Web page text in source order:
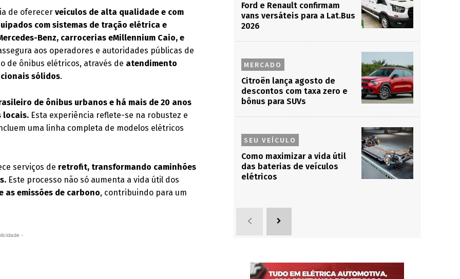
de oferecerveículos de alta qualidade e com
com sistemas de tração elétrica e
Benz, carrocerias eMillennium Caio, e
aos operadores e autoridades públicas de
de ônibus elétricos, através de atendimento
sólidos.
de ônibus urbanos e há mais de 20 anos
locais. Esta experiência reflete-se na robustez e
uma linha completa de modelos elétricos
serviços de retrofit, transformando caminhões
Este processo não só aumenta a vida útil dos
emissões de carbono, contribuindo para um
-
Ford e Renault confirmam
vans versáteis para a Lat.Bus
2026
MERCADO
Citroën lança agosto de
descontos com taxa zero e
bônus para SUVs
SEU VEÍCULO
Como maximizar a vida útil
das baterias de veículos
elétricos